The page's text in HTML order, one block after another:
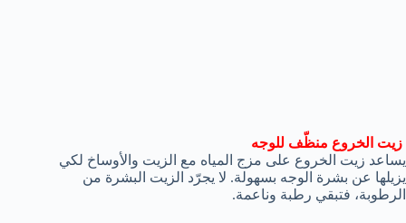
زيت الخروع منظّف للوجه
يساعد زيت الخروع على مزج المياه مع الزيت والأوساخ لكي
يزيلها عن بشرة الوجه بسهولة. لا يجرّد الزيت البشرة من
الرطوبة، فتبقي رطبة وناعمة.